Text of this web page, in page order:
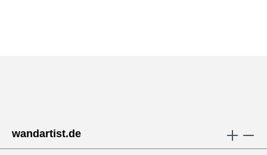
wandartist.de